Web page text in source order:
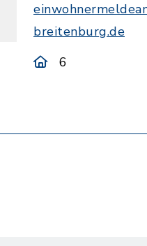
breitenburg.de
6